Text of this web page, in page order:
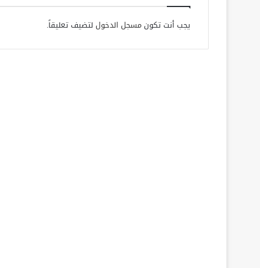
يجب أنت تكونمسجل الدخول لتضيف تعليقاً.